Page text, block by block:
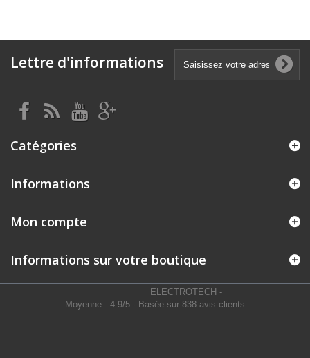
Lettre d'informations
Catégories
Informations
Mon compte
Informations sur votre boutique
ELECTROTECH -
Moyenne : 4.9/5 - Basée sur 838 avis clients